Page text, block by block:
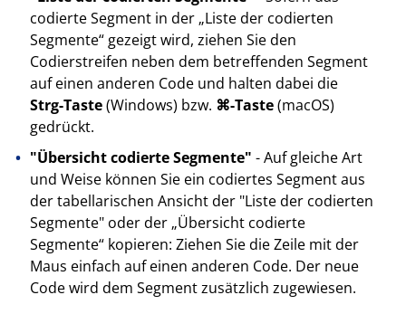
codierte Segment in der „Liste der codierten
Segmente“ gezeigt wird, ziehen Sie den
Codierstreifen neben dem betreffenden Segment
auf einen anderen Code und halten dabei die
Strg-Taste(Windows) bzw. ⌘-Taste(macOS)
gedrückt.
"Übersicht codierte Segmente" - Auf gleiche Art
und Weise können Sie ein codiertes Segment aus
der tabellarischen Ansicht der "Liste der codierten
Segmente" oder der „Übersicht codierte
Segmente“ kopieren: Ziehen Sie die Zeile mit der
Maus einfach auf einen anderen Code. Der neue
Code wird dem Segment zusätzlich zugewiesen.